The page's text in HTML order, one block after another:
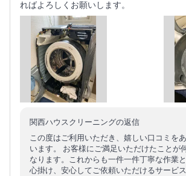
ればよろしくお願いします。
関西ハウスクリーニングの返信
この度はご利用いただき、嬉しい口コミを
います。 お客様にご満足いただけたことが
なります。これからも一件一件丁寧な作業
心掛け、安心してご依頼いただけるサービ